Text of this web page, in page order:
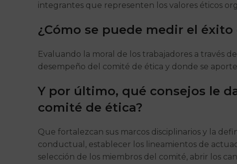
integrantes que representen los valores éticos
¿Cómo se puede medir el
Evaluando la moral de los trabajadores a través
desempeño del comité de ética y donde se
Y por último, qué consejos le
comité de ética?
Que fortalezcan sus marcos disciplinarios y la
conductual, establecer los lineamientos de
selección de los miembros del comité, abrir los